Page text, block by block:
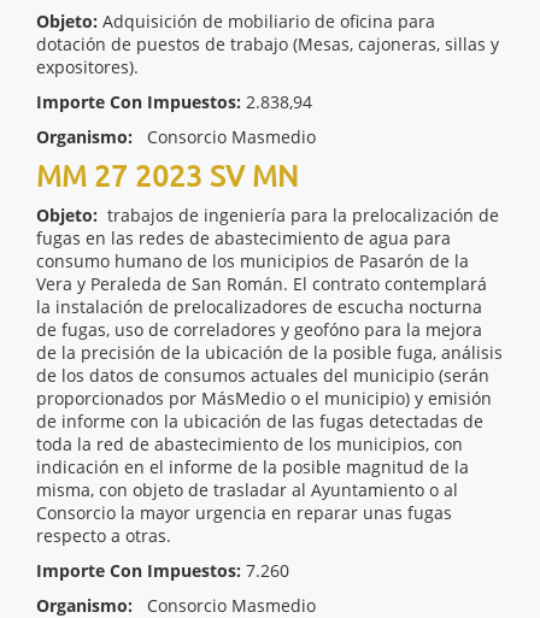
Objeto: Adquisición de mobiliario de oficina para
dotación de puestos de trabajo (Mesas, cajoneras, sillas y
expositores).
Importe Con Impuestos: 2.838,94
Organismo:
Consorcio Masmedio
MM 27 2023 SV MN
Objeto: trabajos de ingeniería para la prelocalización de
fugas en las redes de abastecimiento de agua para
consumo humano de los municipios de Pasarón de la
Vera y Peraleda de San Román. El contrato contemplará
la instalación de prelocalizadores de escucha nocturna
de fugas, uso de correladores y geofóno para la mejora
de la precisión de la ubicación de la posible fuga, análisis
de los datos de consumos actuales del municipio (serán
proporcionados por MásMedio o el municipio) y emisión
de informe con la ubicación de las fugas detectadas de
toda la red de abastecimiento de los municipios, con
indicación en el informe de la posible magnitud de la
misma, con objeto de trasladar al Ayuntamiento o al
Consorcio la mayor urgencia en reparar unas fugas
respecto a otras.
Importe Con Impuestos: 7.260
Organismo:
Consorcio Masmedio